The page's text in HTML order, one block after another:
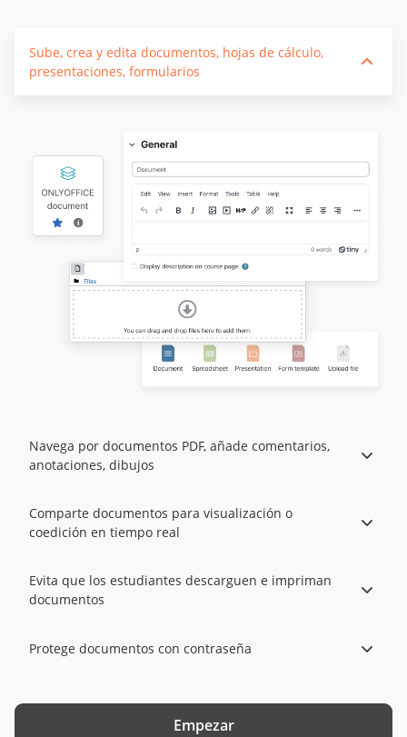
Sube, crea y edita documentos, hojas de cálculo,
presentaciones, formularios
Navega por documentos PDF, añade comentarios,
anotaciones, dibujos
Comparte documentos para visualización o
coedición en tiempo real
Evita que los estudiantes descarguen e impriman
documentos
Protege documentos con contraseña
Empezar